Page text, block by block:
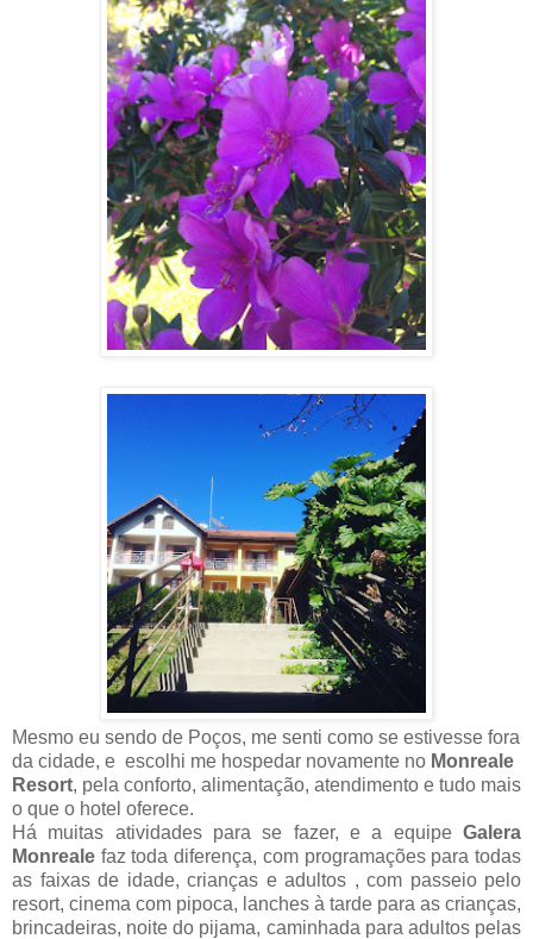
Mesmo eu sendo de Poços, me senti como se estivesse fora
da cidade, e escolhi me hospedar novamente no Monreale
Resort, pela conforto, alimentação, atendimento e tudo mais
o que o hotel oferece.
Há muitas atividades para se fazer, e a equipe Galera
Monreale faz toda diferença, com programações para todas
as faixas de idade, crianças e adultos , com passeio pelo
resort, cinema com pipoca, lanches à tarde para as crianças,
brincadeiras, noite do pijama, caminhada para adultos pelas